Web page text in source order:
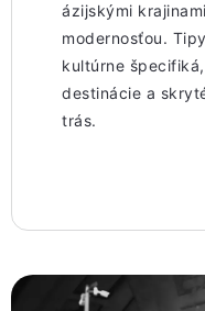
ázijskými
modernosťou.
kultúrne
destinácie a
trás.